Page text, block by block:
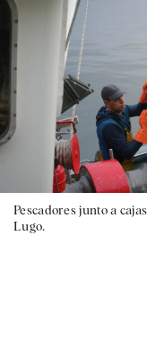
Pescadores junto a
Lugo.